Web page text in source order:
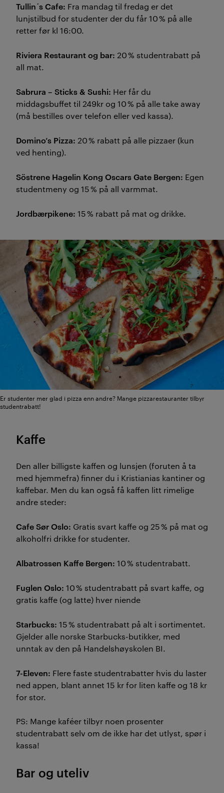
Tullin´s Cafe: Fra mandag til fredag er det
lunjstilbud for studenter der du får 10 % på alle
retter før kl 16:00.
Riviera Restaurant og bar: 20 % studentrabatt på
all mat.
Sabrura – Sticks & Sushi: Her får du
middagsbuffet til 249kr og 10 % på alle take away
(må bestilles over telefon eller ved kassa).
Domino’s Pizza: 20 % rabatt på alle pizzaer (kun
ved henting).
Söstrene Hagelin Kong Oscars Gate Bergen: Egen
studentmeny og 15 % på all varmmat.
Jordbærpikene: 15 % rabatt på mat og drikke.
Er studenter mer glad i pizza enn andre? Mange pizzarestauranter tilbyr
studentrabatt!
Kaffe
Den aller billigste kaffen og lunsjen (foruten å ta
med hjemmefra) finner du i Kristianias kantiner og
kaffebar. Men du kan også få kaffen litt rimelige
andre steder:
Cafe Sør Oslo: Gratis svart kaffe og 25 % på mat og
alkoholfri drikke for studenter.
Albatrossen Kaffe Bergen: 10 % studentrabatt.
Fuglen Oslo: 10 % studentrabatt på svart kaffe, og
gratis kaffe (og latte) hver niende
Starbucks: 15 % studentrabatt på alt i sortimentet.
Gjelder alle norske Starbucks-butikker, med
unntak av den på Handelshøyskolen BI.
7-Eleven: Flere faste studentrabatter hvis du laster
ned appen, blant annet 15 kr for liten kaffe og 18 kr
for stor.
PS: Mange kaféer tilbyr noen prosenter
studentrabatt selv om de ikke har det utlyst, spør i
kassa!
Bar og uteliv